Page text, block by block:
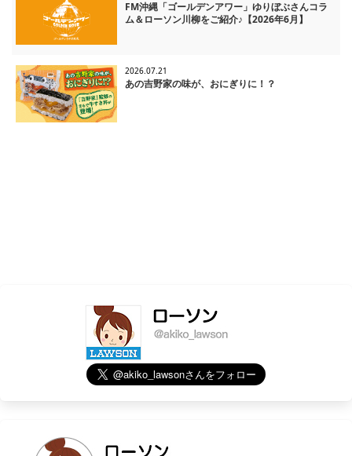
FM沖縄「ゴールデンアワー」ゆりぼぶさんコラ
ム＆ローソン川柳をご紹介♪【2026年6月】
2026.07.21
あの吉野家の味が、おにぎりに！？